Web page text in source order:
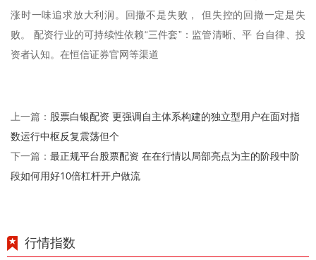
涨时一味追求放大利润。回撤不是失败， 但失控的回撤一定是失
败。 配资行业的可持续性依赖“三件套”：监管清晰、平 台自律、投
资者认知。在恒信证券官网等渠道
上一篇： 股票白银配资 更强调自主体系构建的独立型用户在面对指
数运行中枢反复震荡但个
下一篇： 最正规平台股票配资 在在行情以局部亮点为主的阶段中阶
段如何用好10倍杠杆开户做流
行情指数